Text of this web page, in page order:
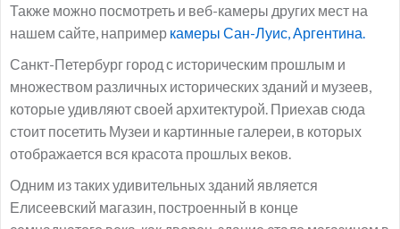
Также можно посмотреть и веб-камеры других мест на
нашем сайте, например камеры Сан-Луис, Аргентина.
Санкт-Петербург город с историческим прошлым и
множеством различных исторических зданий и музеев,
которые удивляют своей архитектурой. Приехав сюда
стоит посетить Музеи и картинные галереи, в которых
отображается вся красота прошлых веков.
Одним из таких удивительных зданий является
Елисеевский магазин, построенный в конце